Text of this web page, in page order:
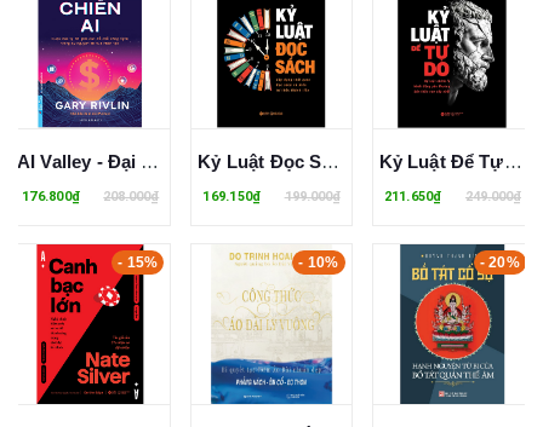
AI Valley - Đại Chiến AI - Cuộc Đua Tỷ Đô Giữa Các Đế Chế Công Nghệ Trong Kỷ Nguyên Trí Tuệ Nhân Tạo - Gary Rivlin
176.800₫ 208.000₫
Kỷ Luật Đọc Sách - Xây Dựng Thói Quen Đọc Sách Và Biến Tri Thức Thành Tiền - Phi Hồng Huy
169.150₫ 199.000₫
Kỷ Luật Để Tự Do - Kỷ Luật Chính Là Hành Động Yêu Thương Bản Thân Cao Cấp Nhất - Phi Hồng Huy
211.650₫ 249.000₫
- 15% - 10% - 20%